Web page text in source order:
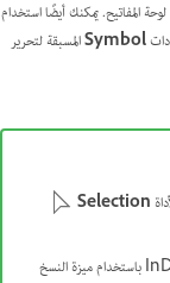
المفاتيح. يمكنك أيضًا استخدام
Symbolالمسبقة لتحرير
Selection
بإمكانك نسخ ولصق تعبيرات الرياضيات داخل InDesign باستخدام ميزة النسخ